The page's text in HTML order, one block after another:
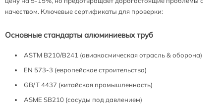
качеством. Ключевые сертификаты для проверки:
Основные стандарты алюминиевых труб
ASTM B210/B241 (авиакосмическая отрасль & оборона)
EN 573-3 (европейское строительство)
GB/T 4437 (китайская промышленность)
ASME SB210 (сосуды под давлением)